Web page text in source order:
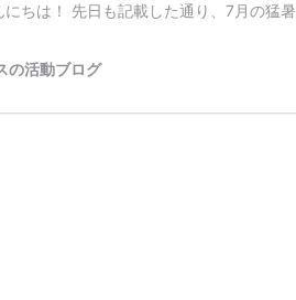
にちは！ 先日も記載した通り、7月の
の活動ブログ